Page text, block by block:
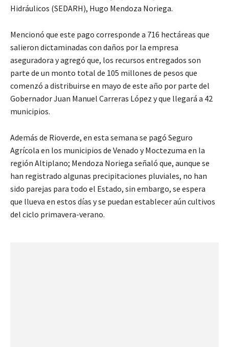
Hidráulicos (SEDARH), Hugo Mendoza Noriega.
Mencionó que este pago corresponde a 716 hectáreas que
salieron dictaminadas con daños por la empresa
aseguradora y agregó que, los recursos entregados son
parte de un monto total de 105 millones de pesos que
comenzó a distribuirse en mayo de este año por parte del
Gobernador Juan Manuel Carreras López y que llegará a 42
municipios.
Además de Rioverde, en esta semana se pagó Seguro
Agrícola en los municipios de Venado y Moctezuma en la
región Altiplano; Mendoza Noriega señaló que, aunque se
han registrado algunas precipitaciones pluviales, no han
sido parejas para todo el Estado, sin embargo, se espera
que llueva en estos días y se puedan establecer aún cultivos
del ciclo primavera-verano.